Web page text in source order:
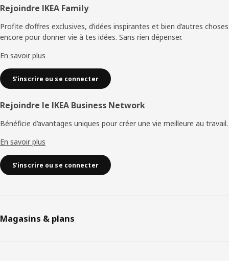
Pied
de
page
Rejoindre IKEA Family
Profite d’offres exclusives, d’idées inspirantes et bien d’autres choses
encore pour donner vie à tes idées. Sans rien dépenser.
En savoir plus
S’inscrire ou se connecter
Rejoindre le IKEA Business Network
Bénéficie d’avantages uniques pour créer une vie meilleure au travail.
En savoir plus
S’inscrire ou se connecter
Magasins & plans